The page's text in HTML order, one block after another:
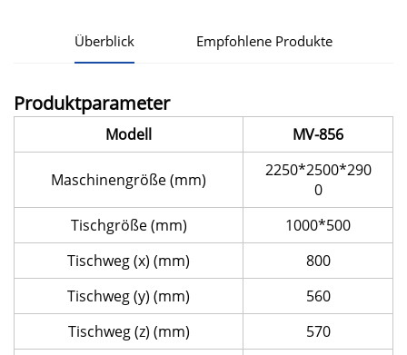
Überblick Empfohlene Produkte
Produktparameter
Modell MV-856
Maschinengröße (mm)
2250*2500*290
0
Tischgröße (mm)
1000*500
Tischweg (x) (mm)
800
Tischweg (y) (mm)
560
Tischweg (z) (mm)
570